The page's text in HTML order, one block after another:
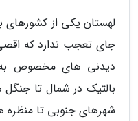
لهستان یکی از
جای تعجب ندارد که
دیدنی های مخصوص به
بالتیک در شمال تا
شهرهای جنوبی تا